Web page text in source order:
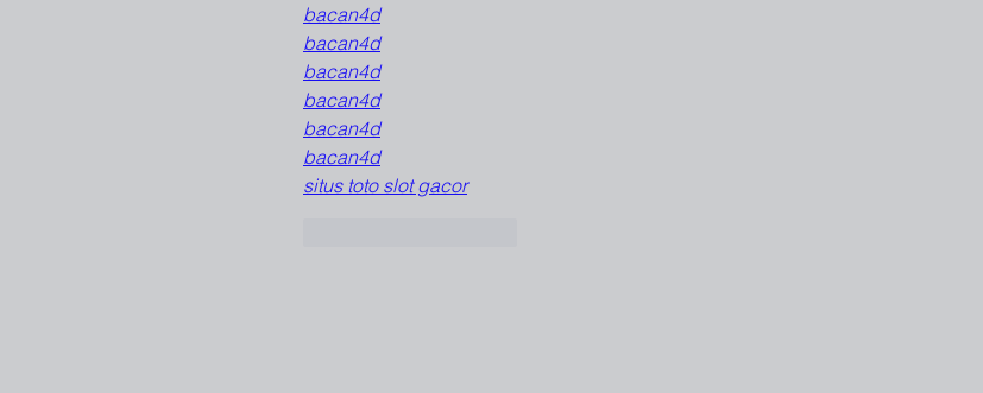
bacan4d
bacan4d
bacan4d
bacan4d
bacan4d
bacan4d
situs toto slot gacor